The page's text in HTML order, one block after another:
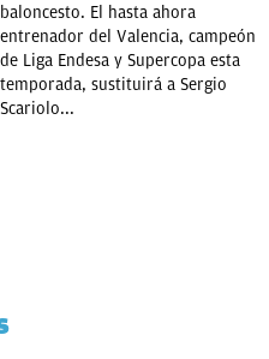
baloncesto. El hasta ahora
entrenador del Valencia, campeón
de Liga Endesa y Supercopa esta
temporada, sustituirá a Sergio
Scariolo...